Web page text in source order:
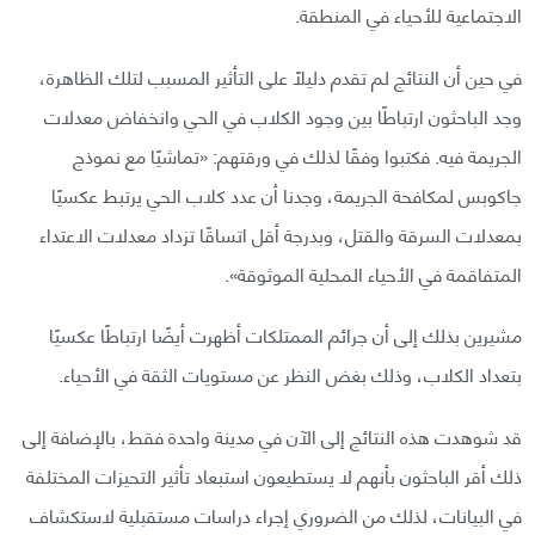
الاجتماعية للأحياء في المنطقة.
في حين أن النتائج لم تقدم دليلًا على التأثير المسبب لتلك الظاهرة،
وجد الباحثون ارتباطًا بين وجود الكلاب في الحي وانخفاض معدلات
الجريمة فيه. فكتبوا وفقًا لذلك في ورقتهم: «تماشيًا مع نموذج
جاكوبس لمكافحة الجريمة، وجدنا أن عدد كلاب الحي يرتبط عكسيًا
بمعدلات السرقة والقتل، وبدرجة أقل اتساقًا تزداد معدلات الاعتداء
المتفاقمة في الأحياء المحلية الموثوقة».
مشيرين بذلك إلى أن جرائم الممتلكات أظهرت أيضًا ارتباطًا عكسيًا
بتعداد الكلاب، وذلك بغض النظر عن مستويات الثقة في الأحياء.
قد شوهدت هذه النتائج إلى الآن في مدينة واحدة فقط، بالإضافة إلى
ذلك أقر الباحثون بأنهم لا يستطيعون استبعاد تأثير التحيزات المختلفة
في البيانات، لذلك من الضروري إجراء دراسات مستقبلية لاستكشاف